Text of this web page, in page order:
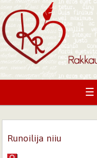
☰
Runoilija niiu